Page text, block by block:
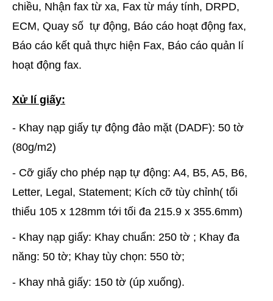
chiều, Nhận fax từ xa, Fax từ máy tính, DRPD,
ECM, Quay số tự động, Báo cáo hoạt động fax,
Báo cáo kết quả thực hiện Fax, Báo cáo quản lí
hoạt động fax.
Xử lí giấy:
- Khay nạp giấy tự động đảo mặt (DADF): 50 tờ
(80g/m2)
- Cỡ giấy cho phép nạp tự động: A4, B5, A5, B6,
Letter, Legal, Statement; Kích cỡ tùy chỉnh( tối
thiểu 105 x 128mm tới tối đa 215.9 x 355.6mm)
- Khay nạp giấy: Khay chuẩn: 250 tờ ; Khay đa
năng: 50 tờ; Khay tùy chọn: 550 tờ;
- Khay nhả giấy: 150 tờ (úp xuống).